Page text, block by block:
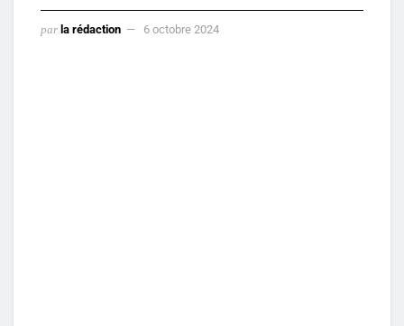
par la rédaction 6 octobre 2024